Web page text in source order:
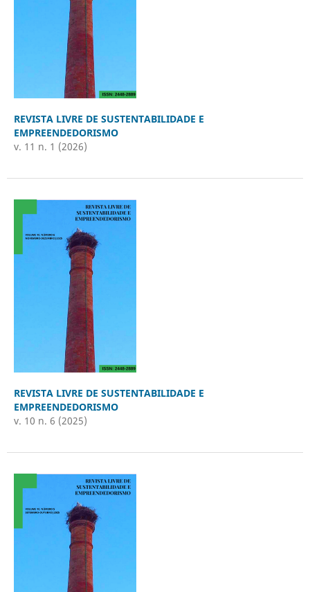
REVISTA LIVRE DE SUSTENTABILIDADE E
EMPREENDEDORISMO
v. 11 n. 1 (2026)
REVISTA LIVRE DE SUSTENTABILIDADE E
EMPREENDEDORISMO
v. 10 n. 6 (2025)